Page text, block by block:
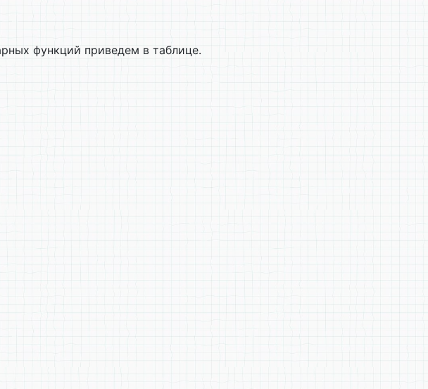
функций приведем в таблице.